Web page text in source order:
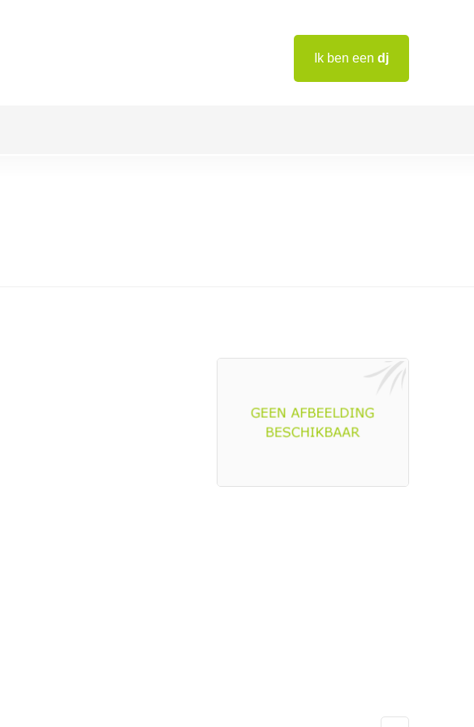
Ik ben een dj